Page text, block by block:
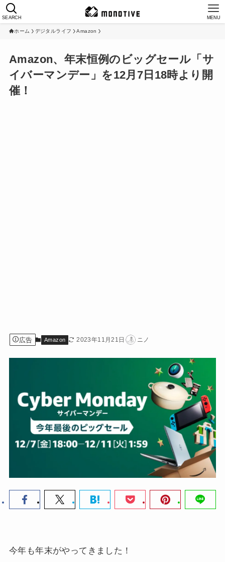
SEARCH MENU
ホーム デジタルライフ Amazon
Amazon、年末恒例のビッグセール「サ
イバーマンデー」を12月7日18時より開
催！
広告 Amazon 2023年11月21日 ニノ
今年も年末がやってきました！